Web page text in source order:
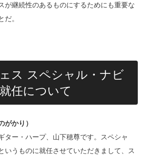
が継続性のあるものにするためにも重要な
だ。
ス スペシャル・ナビ
任について
がかり）
ター・ハープ、山下穂尊です。スペシャ
いうものに就任させていただきまして、ス